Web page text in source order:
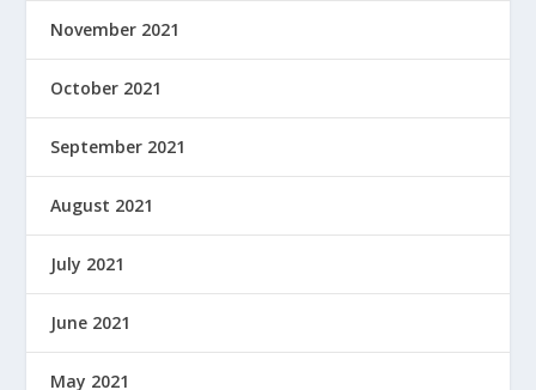
November 2021
October 2021
September 2021
August 2021
July 2021
June 2021
May 2021